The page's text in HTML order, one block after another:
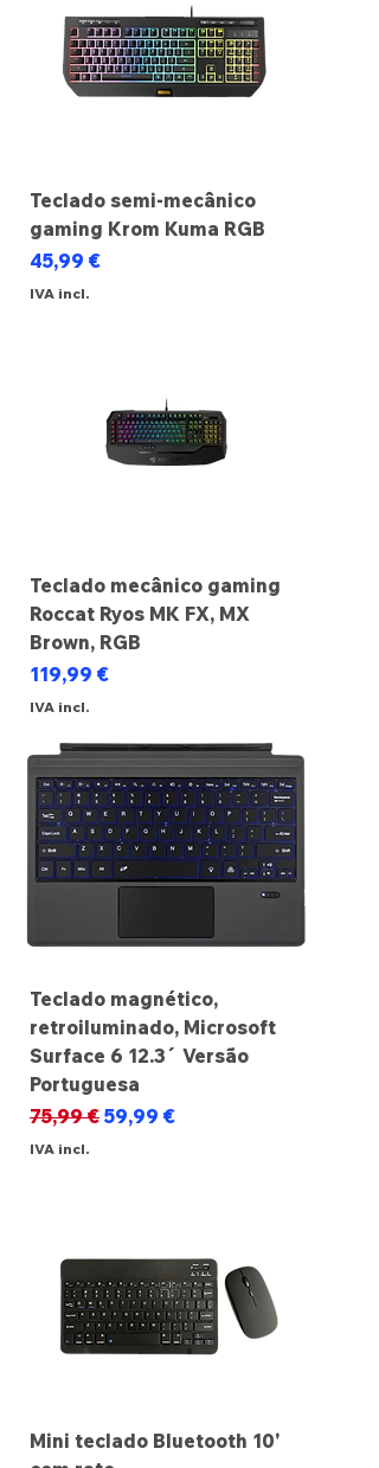
Teclado semi-mecânico
gaming Krom Kuma RGB
Preço
45,99 €
IVA incl.
Teclado mecânico gaming
Roccat Ryos MK FX, MX
Brown, RGB
Preço
119,99 €
IVA incl.
Teclado magnético,
retroiluminado, Microsoft
Surface 6 12.3´ Versão
Portuguesa
Preço normal
75,99 € Preço promocional
59,99 €
IVA incl.
Mini teclado Bluetooth 10'